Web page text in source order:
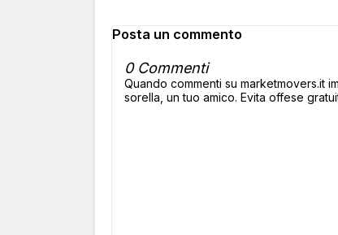
Posta un commento
0 Commenti
Quando commenti su marketmovers.it
sorella, un tuo amico. Evita offese